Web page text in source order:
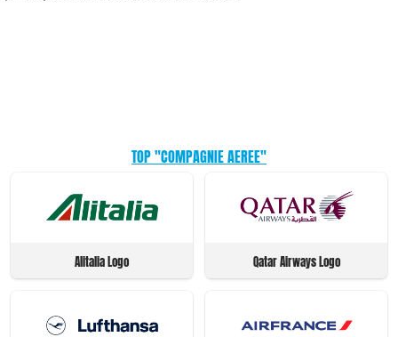
TOP "COMPAGNIE AEREE"
Alitalia Logo Qatar Airways Logo